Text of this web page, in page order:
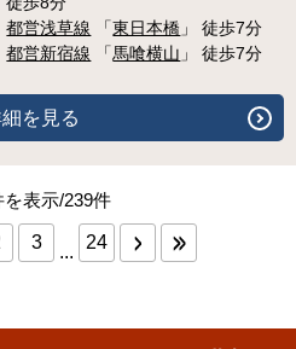
都営浅草線 「東日本橋 」 徒歩7分
都営新宿線 「馬喰横山 」 徒歩7分
を見る
を表示/239件
3 ... 24